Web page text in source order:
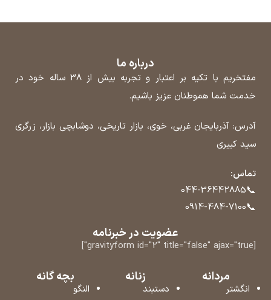
درباره ما
مفتخریم با تکیه بر اعتبار و تجربه بیش از 38 ساله خود در
خدمت شما هموطنان عزیز باشیم.
آدرس: آذربایجان غربی، خوی، بازار تاریخی، دوشابچی بازار، زرگری
سید کبیری
تماس:
📞
044-36442885
📞
0914-484-7100
عضویت در خبرنامه
[gravityform id="2" title="false" ajax="true"]
مردانه
انگشتر
زنانه
دستبند
بچه گانه
النگو